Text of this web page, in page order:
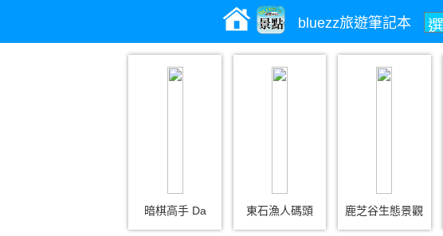
bluezz旅遊筆記本
暗棋高手 Da 東石漁人碼頭 鹿芝谷生態景觀